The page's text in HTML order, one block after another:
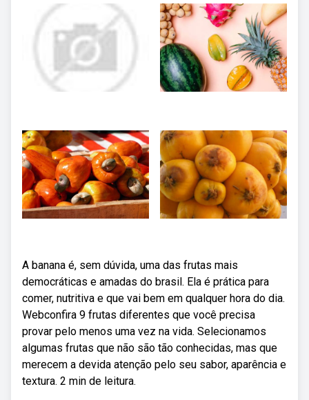
A banana é, sem dúvida, uma das frutas mais
democráticas e amadas do brasil. Ela é prática para
comer, nutritiva e que vai bem em qualquer hora do dia.
Webconfira 9 frutas diferentes que você precisa
provar pelo menos uma vez na vida. Selecionamos
algumas frutas que não são tão conhecidas, mas que
merecem a devida atenção pelo seu sabor, aparência e
textura. 2 min de leitura.